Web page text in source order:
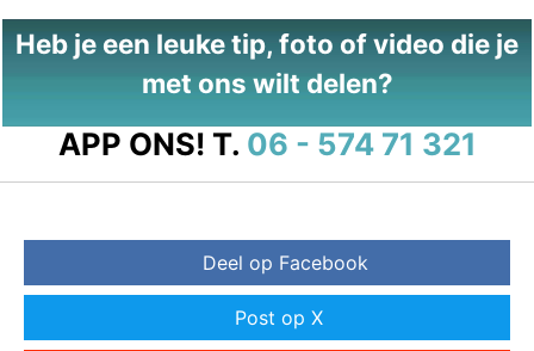
Heb je een leuke tip, foto of video die je
met ons wilt delen?
APP ONS! T. 06 - 574 71 321
Deel op Facebook
Post op X